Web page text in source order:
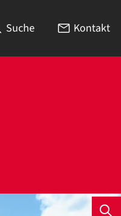
Suche Kontakt